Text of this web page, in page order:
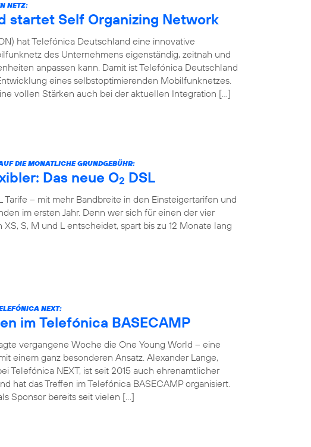
NETZ:
startet Self Organizing Network
hat Telefónica Deutschland eine innovative
des Unternehmens eigenständig, zeitnah und
anpassen kann. Damit ist Telefónica Deutschland
eines selbstoptimierenden Mobilfunknetzes.
vollen Stärken auch bei der aktuellen Integration […]
DIE MONATLICHE GRUNDGEBÜHR:
Das neue O2 DSL
Tarife – mit mehr Bandbreite in den Einsteigertarifen und
im ersten Jahr. Denn wer sich für einen der vier
XS, S, M und L entscheidet, spart bis zu 12 Monate lang
NEXT:
im Telefónica BASECAMP
vergangene Woche die One Young World – eine
einem ganz besonderen Ansatz. Alexander Lange,
Telefónica NEXT, ist seit 2015 auch ehrenamtlicher
hat das Treffen im Telefónica BASECAMP organisiert.
Sponsor bereits seit vielen […]